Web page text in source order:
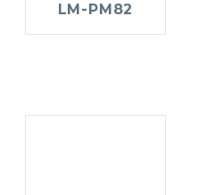
LM-PM82